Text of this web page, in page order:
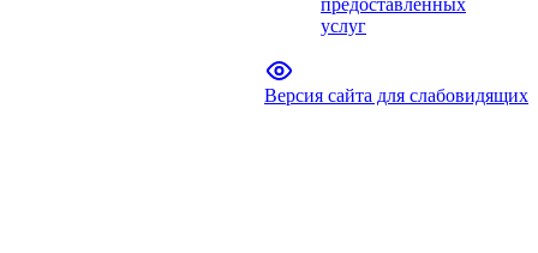
предоставленных
услуг
Версия сайта для слабовидящих